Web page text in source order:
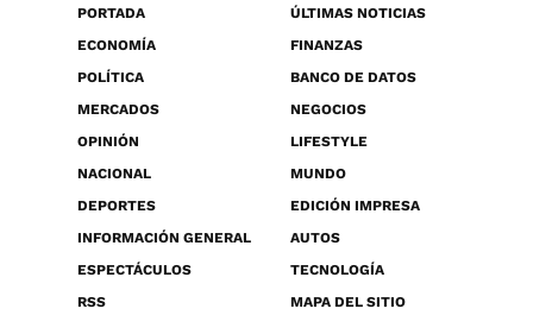
PORTADA
ÚLTIMAS NOTICIAS
ECONOMÍA
FINANZAS
POLÍTICA
BANCO DE DATOS
MERCADOS
NEGOCIOS
OPINIÓN
LIFESTYLE
NACIONAL
MUNDO
DEPORTES
EDICIÓN IMPRESA
INFORMACIÓN GENERAL
AUTOS
ESPECTÁCULOS
TECNOLOGÍA
RSS
MAPA DEL SITIO